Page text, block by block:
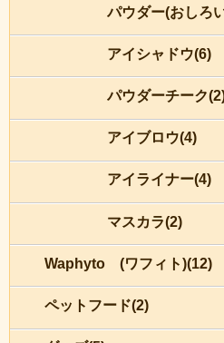
パウダー(おしろ
アイシャドウ(6)
パウダーチーク
アイブロウ(4)
アイライナー(4)
マスカラ(2)
Waphyto (ワフィト)(12)
ペットフード(2)